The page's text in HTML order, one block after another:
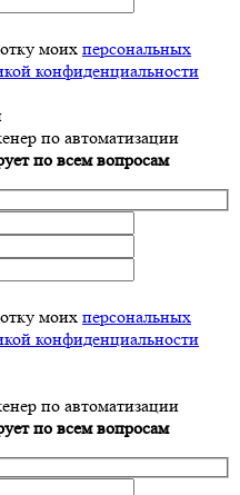
моих персональных
конфиденциальности
по автоматизации
по всем вопросам
моих персональных
конфиденциальности
по автоматизации
по всем вопросам